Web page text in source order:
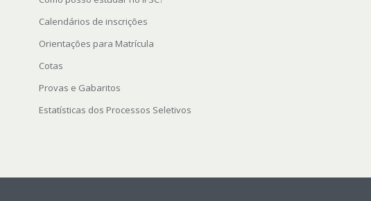
Calendários de inscrições
Orientações para Matrícula
Cotas
Provas e Gabaritos
Estatísticas dos Processos Seletivos